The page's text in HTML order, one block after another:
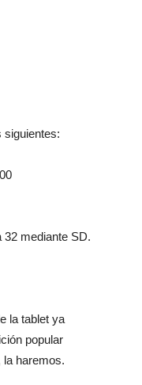
siguientes:
32 mediante SD.
la tablet ya
popular
la haremos.